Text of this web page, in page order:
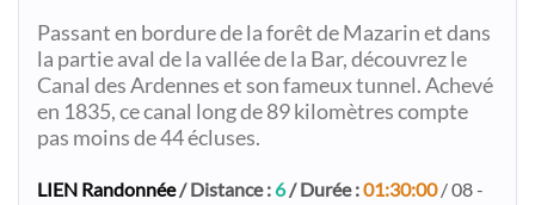
Passant en bordure de la forêt de Mazarin et dans
la partie aval de la vallée de la Bar, découvrez le
Canal des Ardennes et son fameux tunnel. Achevé
en 1835, ce canal long de 89 kilomètres compte
pas moins de 44 écluses.
LIEN Randonnée/ Distance : 6/ Durée :01:30:00/ 08 -